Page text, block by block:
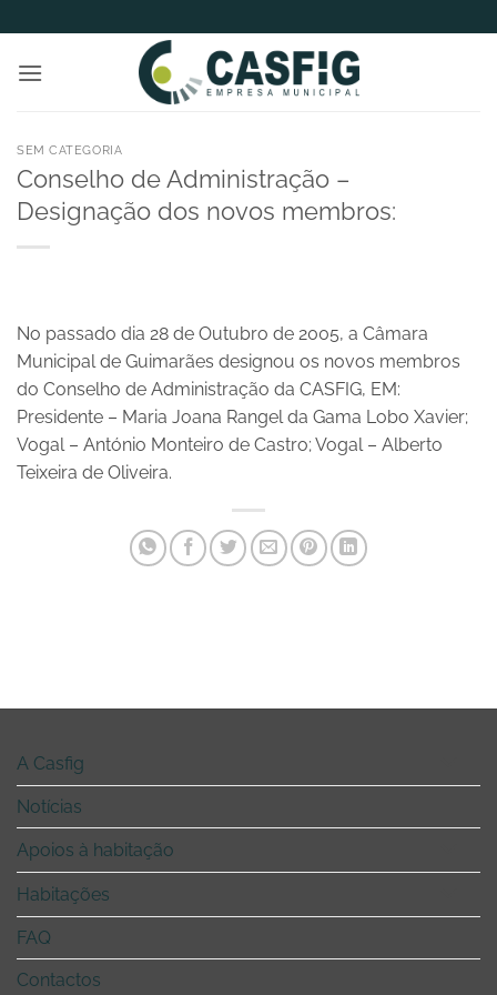
to
content
SEM CATEGORIA
Conselho de Administração –
Designação dos novos membros:
No passado dia 28 de Outubro de 2005, a Câmara
Municipal de Guimarães designou os novos membros
do Conselho de Administração da CASFIG, EM:
Presidente – Maria Joana Rangel da Gama Lobo Xavier;
Vogal – António Monteiro de Castro; Vogal – Alberto
Teixeira de Oliveira.
A Casfig
Notícias
Apoios à habitação
Habitações
FAQ
Contactos